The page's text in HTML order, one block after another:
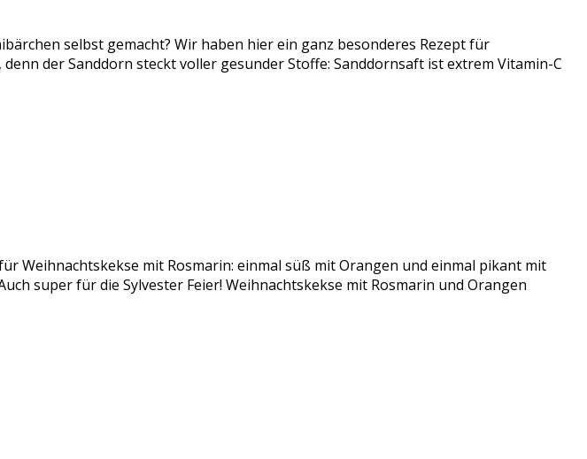
selbst gemacht? Wir haben hier ein ganz besonderes Rezept für
der Sanddorn steckt voller gesunder Stoffe: Sanddornsaft ist extrem Vitamin-C
Weihnachtskekse mit Rosmarin: einmal süß mit Orangen und einmal pikant mit
super für die Sylvester Feier! Weihnachtskekse mit Rosmarin und Orangen